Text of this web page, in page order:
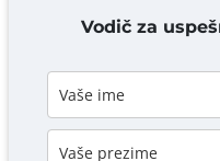
Vodič za